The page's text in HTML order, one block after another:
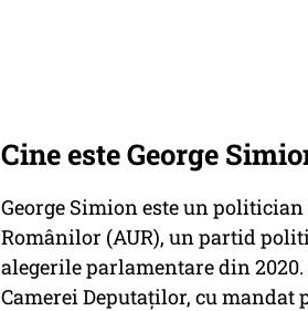
Cine este George
George Simion este un
Românilor (AUR), un partid
alegerile parlamentare din
Camerei Deputaților, cu mandat